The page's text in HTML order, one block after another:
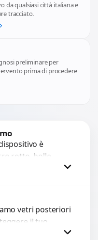
da qualsiasi città italiana e
tracciato.
preliminare per
prima di procedere
è
rotto, bolle,
o pixel morti?
vetri posteriori
il tuo
l’estetica